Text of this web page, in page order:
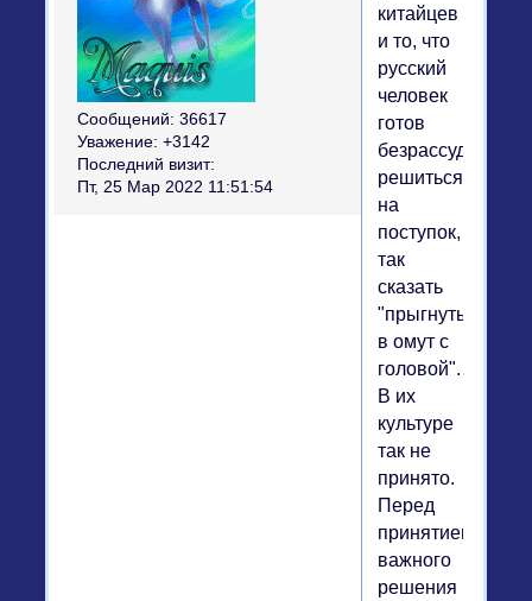
Сообщений: 36617
Уважение: +3142
Последний визит:
Пт, 25 Мар 2022 11:51:54
китайцев
и то, что
русский
человек
готов
безрассудно
решиться
на
поступок,
так
сказать
"прыгнуть
в омут с
головой".
В их
культуре
так не
принято.
Перед
принятием
важного
решения